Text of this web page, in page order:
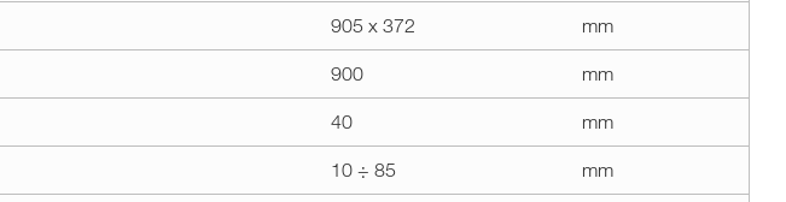
905 x 372 mm
900 mm
40 mm
10 ÷ 85 mm